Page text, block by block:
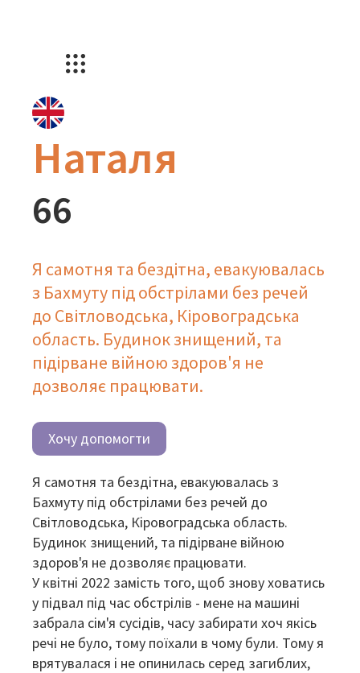
Наталя
66
Я самотня та бездітна, евакуювалась
з Бахмуту під обстрілами без речей
до Світловодська, Кіровоградська
область. Будинок знищений, та
підірване війною здоров'я не
дозволяє працювати.
Хочу допомогти
Я самотня та бездітна, евакуювалась з
Бахмуту під обстрілами без речей до
Світловодська, Кіровоградська область.
Будинок знищений, та підірване війною
здоров'я не дозволяє працювати.
У квітні 2022 замість того, щоб знову ховатись
у підвал під час обстрілів - мене на машині
забрала сім'я сусідів, часу забирати хоч якісь
речі не було, тому поїхали в чому були. Тому я
врятувалася і не опинилась серед загиблих,